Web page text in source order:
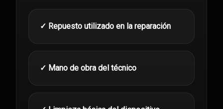
✓ Repuesto utilizado en la reparación
✓ Mano de obra del técnico